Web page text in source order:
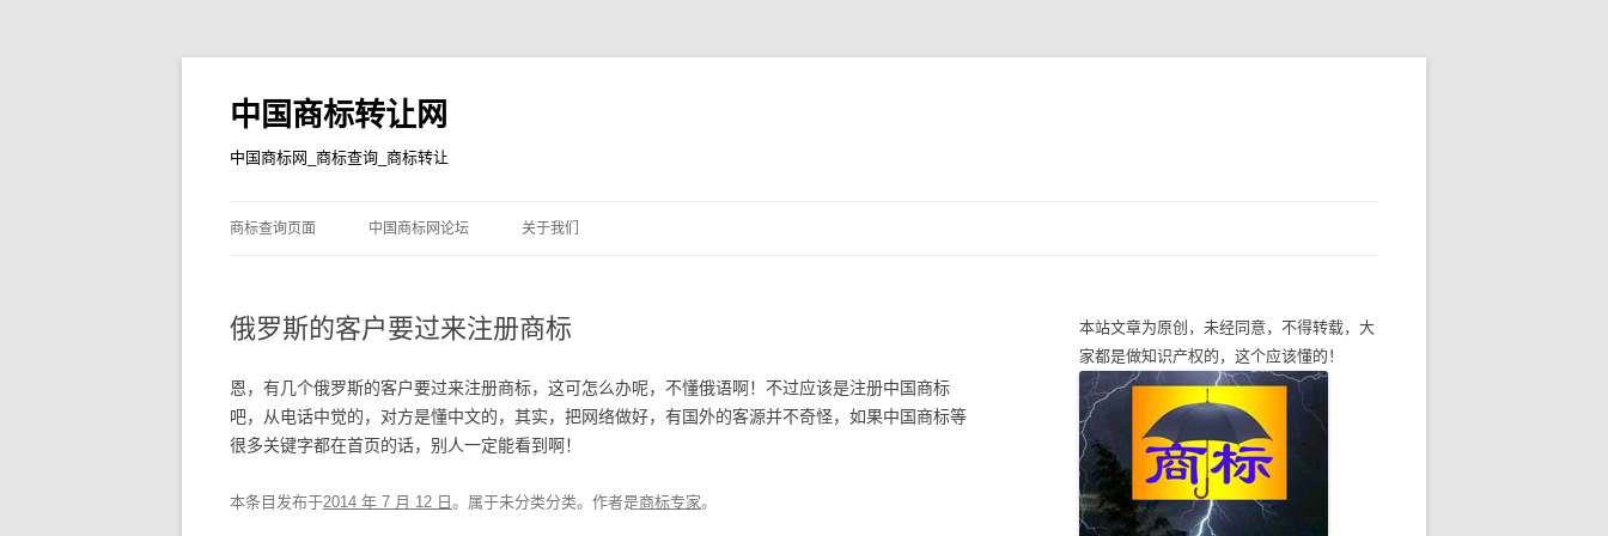
中国商标转让网
中国商标网_商标查询_商标转让
商标查询页面 中国商标网论坛 关于我们
俄罗斯的客户要过来注册商标
恩，有几个俄罗斯的客户要过来注册商标，这可怎么办呢，不懂俄语啊！不过应该是注册中国商标
吧，从电话中觉的，对方是懂中文的，其实，把网络做好，有国外的客源并不奇怪，如果中国商标等
很多关键字都在首页的话，别人一定能看到啊！
本条目发布于2014 年 7 月 12 日 。属于未分类分类。 作者是商标专家。
本站文章为原创，未经同意，不得转载，大
家都是做知识产权的，这个应该懂的！